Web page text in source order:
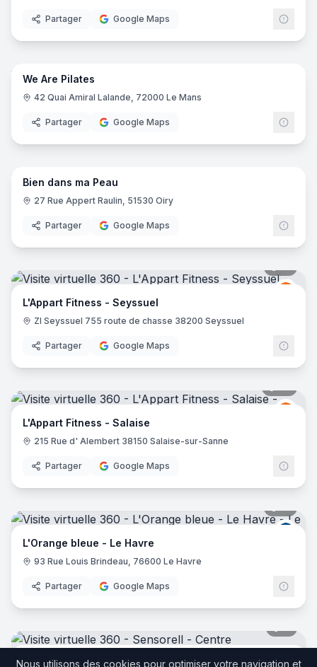
Partager Google Maps
9
We Are Pilates
42 Quai Amiral Lalande, 72000 Le Mans
Partager Google Maps
11
Bien dans ma Peau
27 Rue Appert Raulin, 51530 Oiry
Partager Google Maps
L'Appart Fitness - Seyssuel
ZI Seyssuel 755 route de chasse 38200 Seyssuel
Partager Google Maps
L'Appart Fitness - Salaise
215 Rue d' Alembert 38150 Salaise-sur-Sanne
Partager Google Maps
L
L'Orange bleue - Le Havre
93 Rue Louis Brindeau, 76600 Le Havre
Partager Google Maps
Sensorell - Centre d'Amincissement
Nous utilisons des cookies pour optimiser votre navigation et